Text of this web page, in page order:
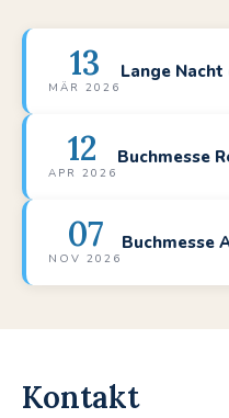
13
MÄR 2026
Lange
12
APR 2026
Buchmesse
07
NOV 2026
Buchmesse
Kontakt